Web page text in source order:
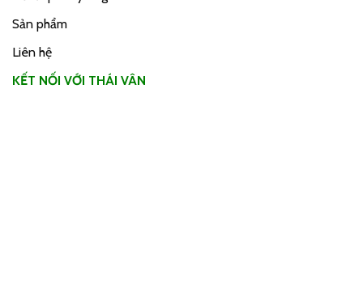
Sản phẩm
Liên hệ
KẾT NỐI VỚI THÁI VÂN